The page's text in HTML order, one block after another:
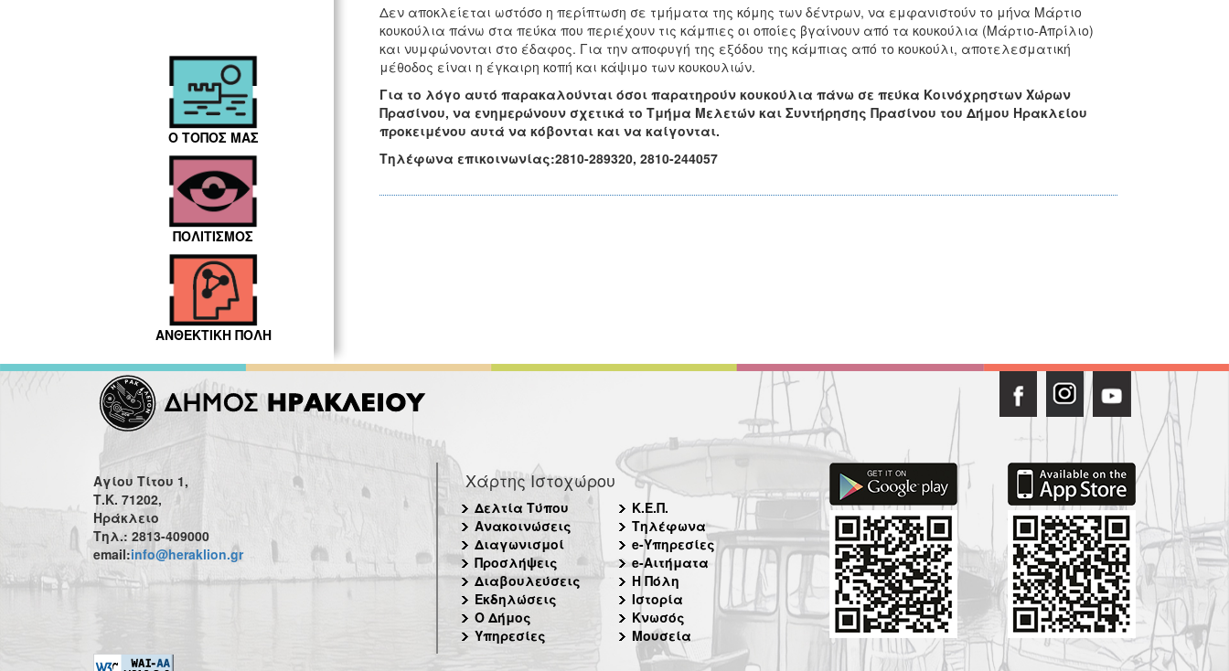
Ο ΤΟΠΟΣ ΜΑΣ
ΠΟΛΙΤΙΣΜΟΣ
ΑΝΘΕΚΤΙΚΗ ΠΟΛΗ
Δεν αποκλείεται ωστόσο η περίπτωση σε τμήματα της κόμης των δέντρων, να εμφανιστούν το μήνα Μάρτιο
κουκούλια πάνω στα πεύκα που περιέχουν τις κάμπιες οι οποίες βγαίνουν από τα κουκούλια (Μάρτιο-Απρίλιο)
και νυμφώνονται στο έδαφος. Για την αποφυγή της εξόδου της κάμπιας από το κουκούλι, αποτελεσματική
μέθοδος είναι η έγκαιρη κοπή και κάψιμο των κουκουλιών.
Για το λόγο αυτό παρακαλούνται όσοι παρατηρούν κουκούλια πάνω σε πεύκα Κοινόχρηστων Χώρων
Πρασίνου, να ενημερώνουν σχετικά το Τμήμα Μελετών και Συντήρησης Πρασίνου του Δήμου Ηρακλείου
προκειμένου αυτά να κόβονται και να καίγονται.
Τηλέφωνα επικοινωνίας:2810-289320, 2810-244057
Αγίου Τίτου 1,
Τ.Κ. 71202,
Ηράκλειο
Τηλ.: 2813-409000
email:info@heraklion.gr
Χάρτης Ιστοχώρου
Δελτία Τύπου
Ανακοινώσεις
Διαγωνισμοί
Προσλήψεις
Διαβουλεύσεις
Εκδηλώσεις
Ο Δήμος
Υπηρεσίες
Κ.Ε.Π.
Τηλέφωνα
e-Υπηρεσίες
e-Αιτήματα
Η Πόλη
Ιστορία
Κνωσός
Μουσεία